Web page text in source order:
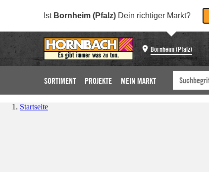
Ist Bornheim (Pfalz) Dein richtiger Markt?
Bornheim (Pfalz)
SORTIMENT PROJEKTE MEIN MARKT
Startseite